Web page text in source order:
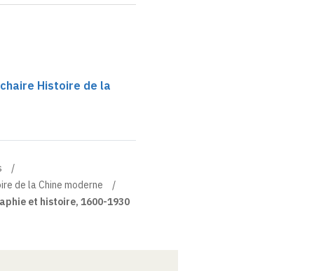
Histoire de la
de la Chine moderne
et histoire, 1600-1930